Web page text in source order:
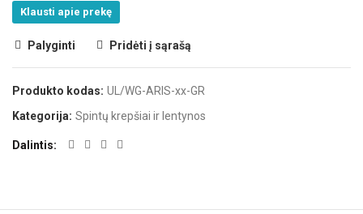
Klausti apie prekę
Palyginti Pridėti į sąrašą
Produkto kodas: UL/WG-ARIS-xx-GR
Kategorija: Spintų krepšiai ir lentynos
Dalintis